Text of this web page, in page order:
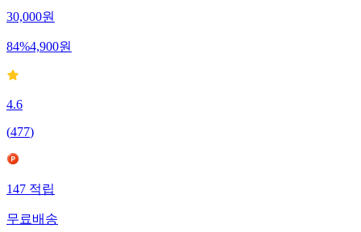
30,000원
84%4,900원
4.6
(477)
147 적립
무료배송